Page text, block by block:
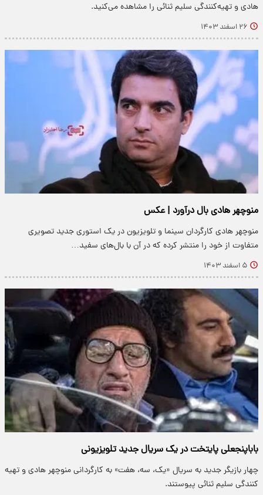
هادی و تهیه‌کنندگی سلیم ثنائی را مشاهده می‌کنید.
۲۶ اسفند ۱۴۰۳
منوچهر هادی بال درآورد | عکس
منوچهر هادی کارگردان سینما و تلویزیون در یک استوری جدید تصویری
متفاوت از خود را منتشر کرده که در آن با بال‌های سفید…
۵ اسفند ۱۴۰۳
باباپنجعلی پایتخت در یک سریال جدید تلویزیونی
چهار بازیگر جدید به سریال «یک، سه، هفت» به کارگردانی منوچهر هادی و تهیه
کنندگی سلیم ثنائی پیوستند.